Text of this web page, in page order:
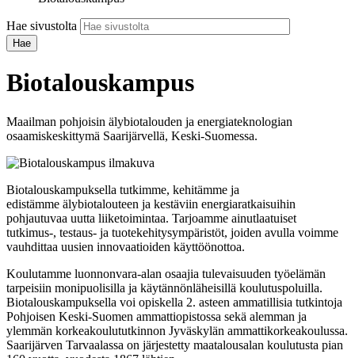
Hae sivustolta
Biotalouskampus
Maailman pohjoisin älybiotalouden ja energiateknologian
osaamiskeskittymä Saarijärvellä, Keski-Suomessa.
Biotalouskampuksella tutkimme, kehitämme ja
edistämme älybiotalouteen ja kestäviin energiaratkaisuihin
pohjautuvaa uutta liiketoimintaa. Tarjoamme ainutlaatuiset
tutkimus-, testaus- ja tuotekehitysympäristöt, joiden avulla voimme
vauhdittaa uusien innovaatioiden käyttöönottoa.
Koulutamme luonnonvara-alan osaajia tulevaisuuden työelämän
tarpeisiin monipuolisilla ja käytännönläheisillä koulutuspoluilla.
Biotalouskampuksella voi opiskella 2. asteen ammatillisia tutkintoja
Pohjoisen Keski-Suomen ammattiopistossa sekä alemman ja
ylemmän korkeakoulututkinnon Jyväskylän ammattikorkeakoulussa.
Saarijärven Tarvaalassa on järjestetty maatalousalan koulutusta pian